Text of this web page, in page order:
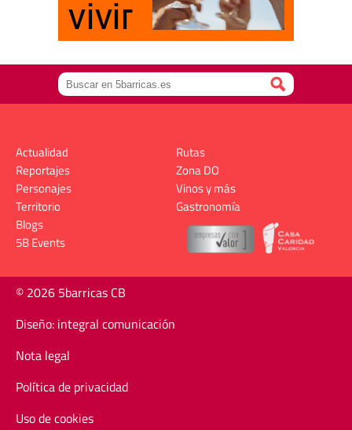
Actualidad
Reportajes
Personajes
Territorio
Rutas
Zona DO
Vinos y más
Gastronomía
Blogs
5B Events
© 2026 5barricas CB
Diseño: integral comunicación
Nota legal
Política de privacidad
Uso de cookies